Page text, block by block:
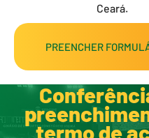
Ceará.
PREENCHER
termo de